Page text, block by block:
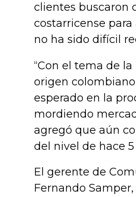
clientes buscaron
costarricense
no ha sido difícil
“Con el tema de
origen
esperado en la
mordiendo
agregó que aún
del nivel de hace
El gerente de
Fernando